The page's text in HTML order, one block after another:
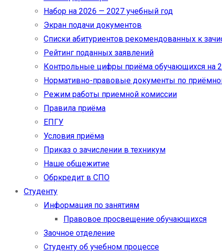
Набор на 2026 — 2027 учебный год
Экран подачи документов
Cписки абитуриентов рекомендованных к
Рейтинг поданных заявлений
Контрольные цифры приёма обучающихся на
Нормативно-правовые документы по
Режим работы приемной комиссии
Правила приёма
ЕПГУ
Условия приёма
Приказ о зачислении в техникум
Наше общежитие
Обркредит в СПО
Студенту
Информация по занятиям
Правовое просвещение обучающихся
Заочное отделение
Студенту об учебном процессе